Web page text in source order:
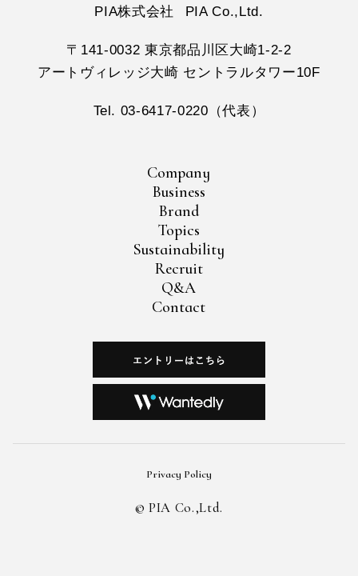
PIA株式会社 PIA Co.,Ltd.
〒141-0032 東京都品川区大崎1-2-2
アートヴィレッジ大崎 セントラルタワー10F
Tel. 03-6417-0220（代表）
Company
Business
Brand
Topics
Sustainability
Recruit
Q&A
Contact
Privacy Policy
©︎ PIA Co.,Ltd.